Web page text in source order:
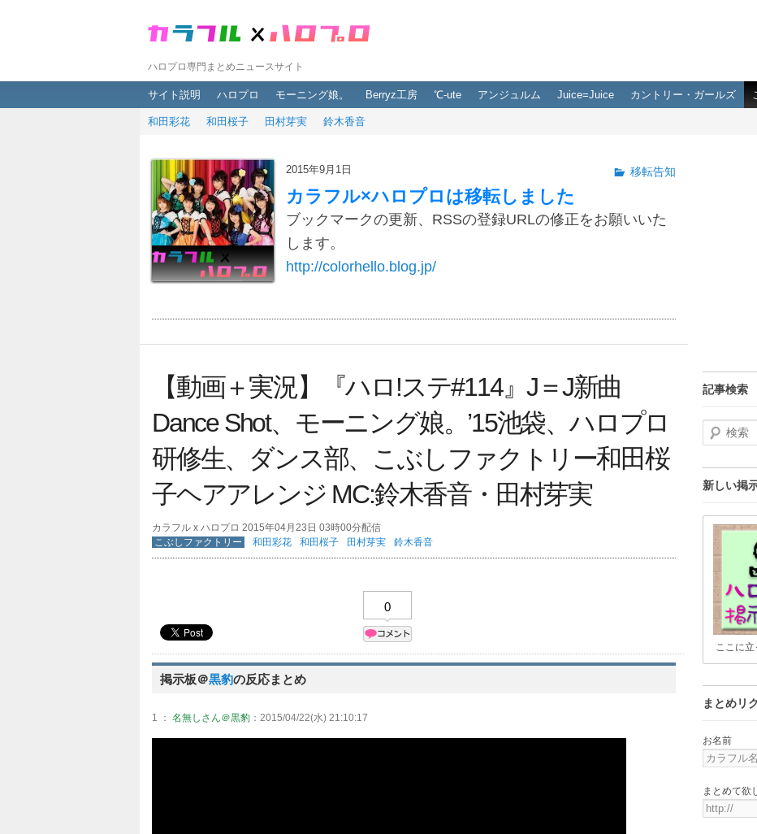
ハロプロ専門まとめニュースサイト
サイト説明 ハロプロ モーニング娘。 Berryz工房 ℃-ute アンジュルム Juice=Juice カントリー・ガールズ
和田彩花 和田桜子 田村芽実 鈴木香音
2015年9月1日 移転告知
カラフル×ハロプロは移転しました
ブックマークの更新、RSSの登録URLの修正をお願いいた
します。
http://colorhello.blog.jp/
【動画＋実況】『ハロ!ステ#114』J＝J新曲
Dance Shot、モーニング娘。’15池袋、ハロプロ
研修生、ダンス部、こぶしファクトリー和田桜
子ヘアアレンジ MC:鈴木香音・田村芽実
カラフル x ハロプロ 2015年04月23日 03時00分配信
こぶしファクトリー
和田彩花 和田桜子 田村芽実 鈴木香音
0
掲示板＠黒豹の反応まとめ
1 ： 名無しさん＠黒豹 ：2015/04/22(水) 21:10:17
記事検索
検索
新しい掲
ここに
まとめリ
お名前
まとめて欲